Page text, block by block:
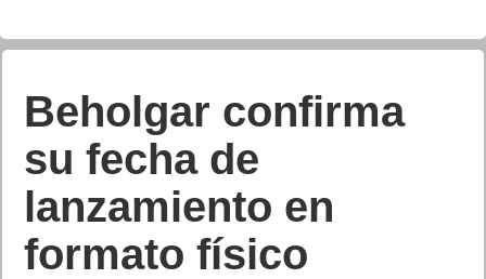
Beholgar confirma
su fecha de
lanzamiento en
formato físico